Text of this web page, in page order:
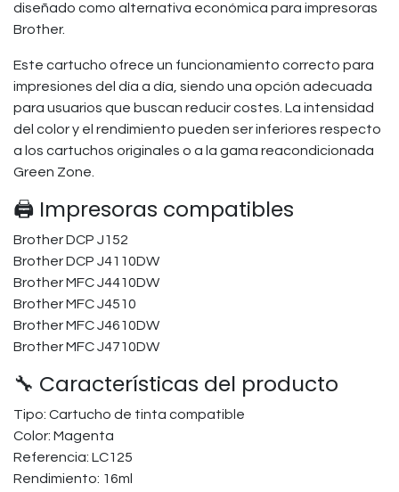
diseñado como alternativa económica para impresoras
Brother.
Este cartucho ofrece un funcionamiento correcto para
impresiones del día a día, siendo una opción adecuada
para usuarios que buscan reducir costes. La intensidad
del color y el rendimiento pueden ser inferiores respecto
a los cartuchos originales o a la gama reacondicionada
Green Zone.
🖨️ Impresoras compatibles
Brother DCP J152
Brother DCP J4110DW
Brother MFC J4410DW
Brother MFC J4510
Brother MFC J4610DW
Brother MFC J4710DW
🔧 Características del producto
Tipo: Cartucho de tinta compatible
Color: Magenta
Referencia: LC125
Rendimiento: 16ml